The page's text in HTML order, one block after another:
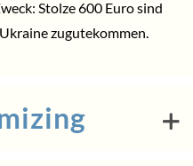
Stolze 600 Euro sind
zugutekommen.